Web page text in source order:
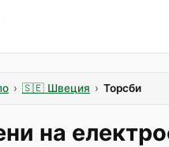
› 🇸🇪 Швеция › Торсби
на